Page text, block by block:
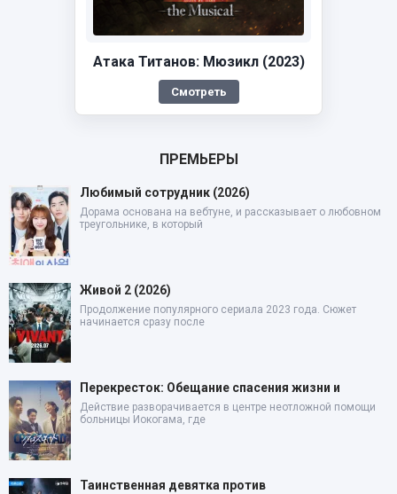
Атака Титанов: Мюзикл (2023)
Смотреть
ПРЕМЬЕРЫ
Любимый сотрудник (2026)
Дорама основана на вебтуне, и рассказывает о любовном
треугольнике, в который
Живой 2 (2026)
Продолжение популярного сериала 2023 года. Сюжет
начинается сразу после
Перекресток: Обещание спасения жизни и
Действие разворачивается в центре неотложной помощи
больницы Иокогама, где
Таинственная девятка против